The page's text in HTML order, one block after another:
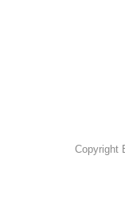
Copyright